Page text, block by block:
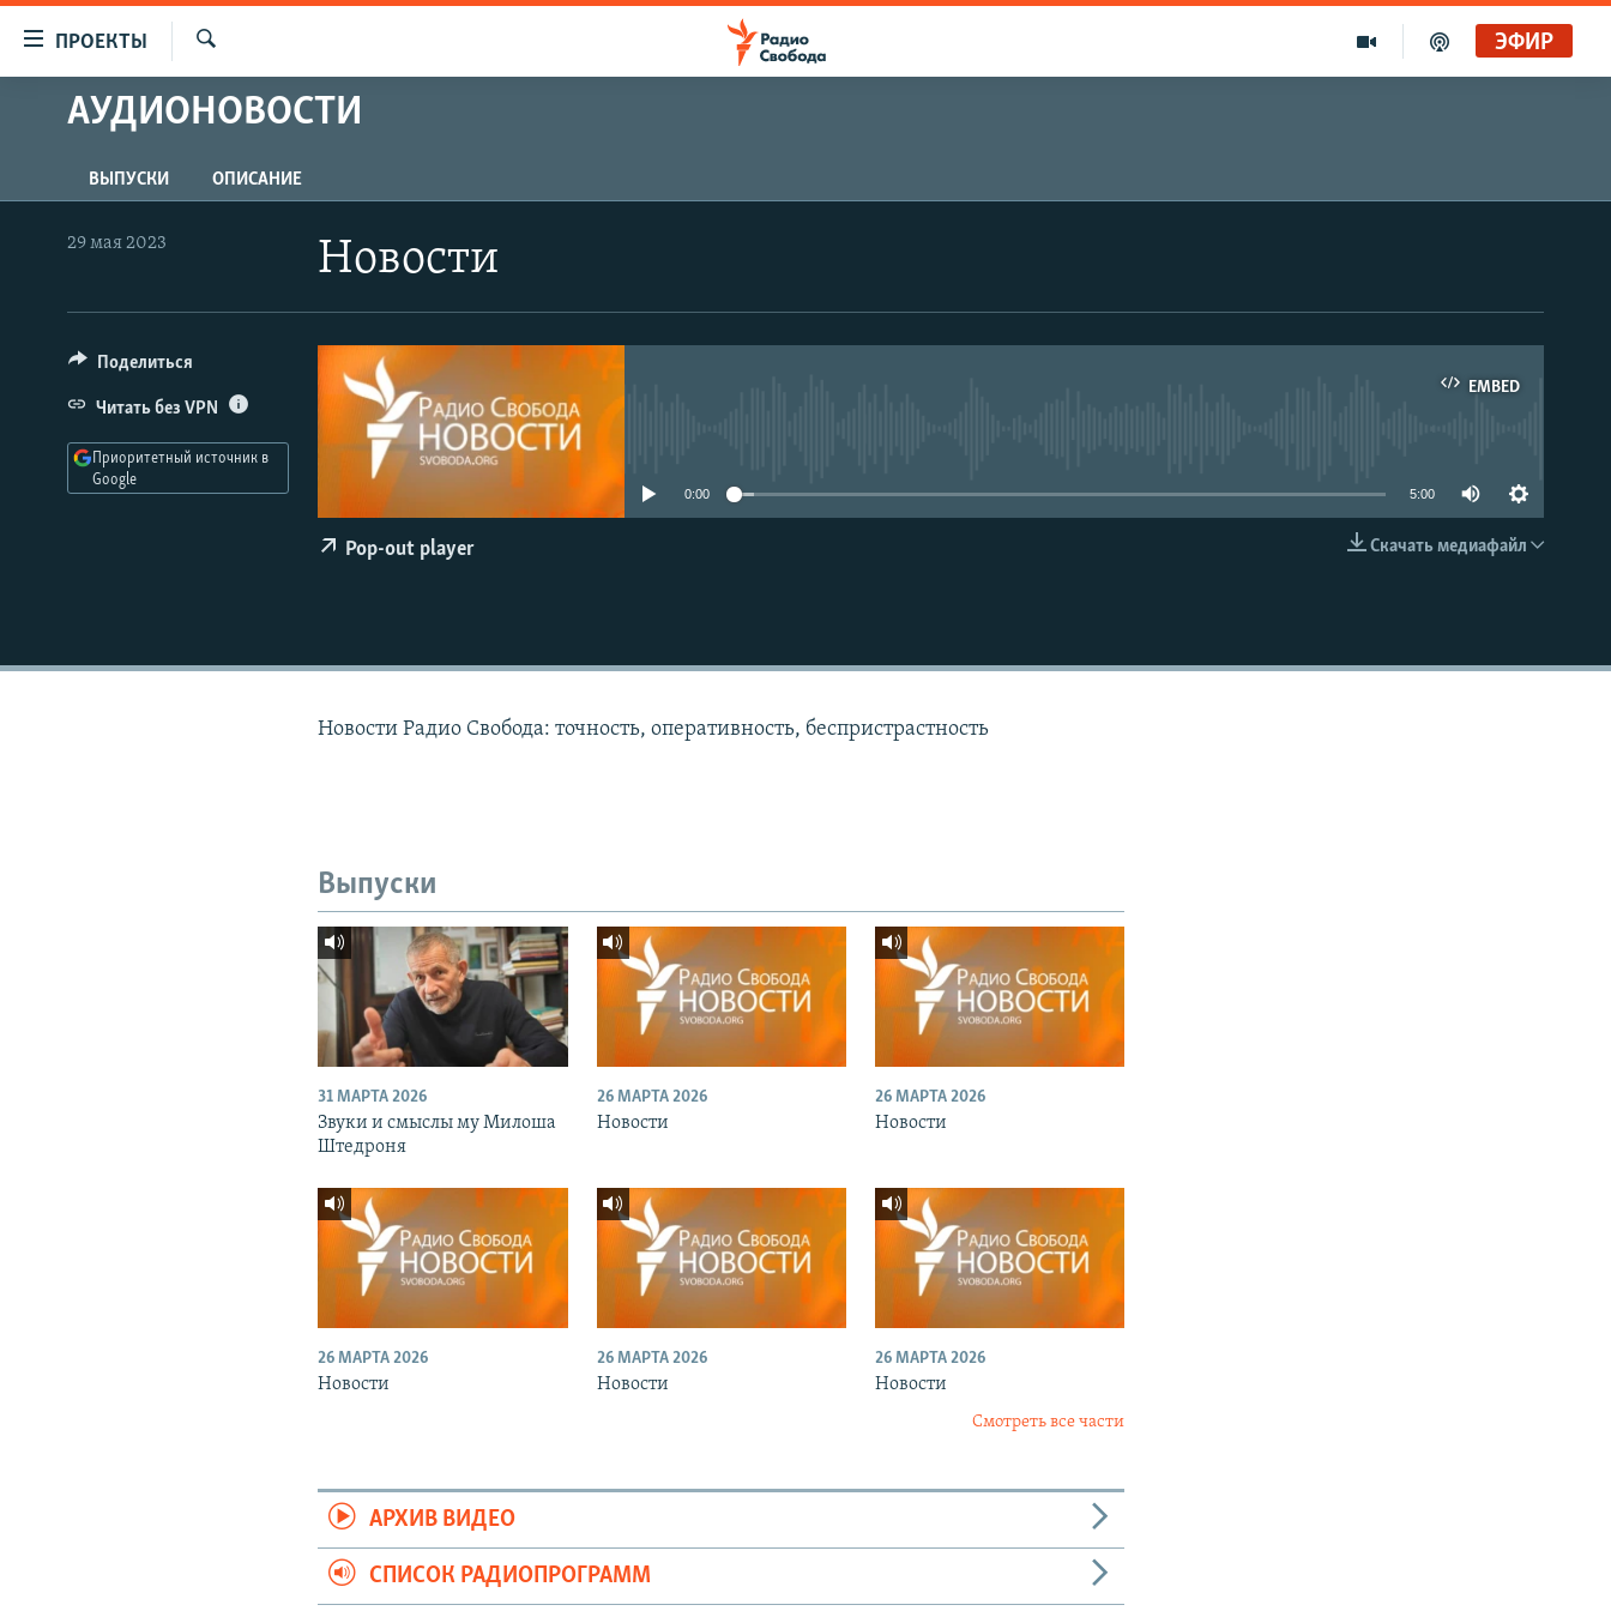
упрощенного
доступа
Вернуться
к
основному
главной
Вернутся
ПРОЕКТЫ
ПРОГРАММЫ
АВТОРСКИЕ ПРОЕКТЫ
ЦИТАТЫ СВОБОДЫ
IDEL.РЕАЛИИ
КАВКАЗ.РЕАЛИИ
СЕВЕР.РЕАЛИИ
СИБИРЬ.РЕАЛИИ
ЭФИР
АУДИОНОВОСТИ
ВЫПУСКИ ОПИСАНИЕ
Новости
29 мая 2023
EMBED
EMBED
0:00 5:00
Скачать медиафайл
Pop-out player
Поделиться
Читать без VPN
Приоритетный источник в
Google
Новости Радио Свобода: точность, оперативность, беспристрастность
Выпуски
31 МАРТА 2026
Звуки и смыслы му Милоша
Штедроня
26 МАРТА 2026
Новости
26 МАРТА 2026
Новости
26 МАРТА 2026
Новости
26 МАРТА 2026
Новости
26 МАРТА 2026
Новости
Смотреть все части
АРХИВ ВИДЕО
СПИСОК РАДИОПРОГРАММ